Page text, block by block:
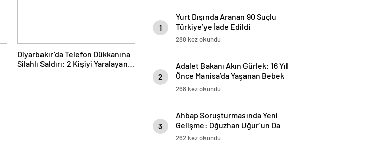
Diyarbakır’da Telefon Dükkanına
Silahlı Saldırı: 2 Kişiyi Yaralayan
1
Yurt Dışında Aranan 90 Suçlu
Türkiye’ye İade Edildi
288 kez okundu
2
Adalet Bakanı Akın Gürlek: 16 Yıl
Önce Manisa’da Yaşanan Bebek
Ölümü Hadisesi Aydınlatıldı
268 kez okundu
3
Ahbap Soruşturmasında Yeni
Gelişme: Oğuzhan Uğur’un Da
Aralarında Bulunduğu Yedi Kişi
262 kez okundu